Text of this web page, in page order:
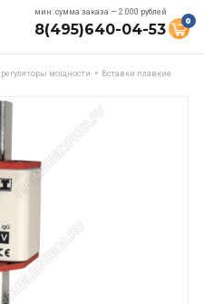
мин. сумма заказа — 2.000 рублей
8(495)640-04-53 0
мощности
Вставки плавкие